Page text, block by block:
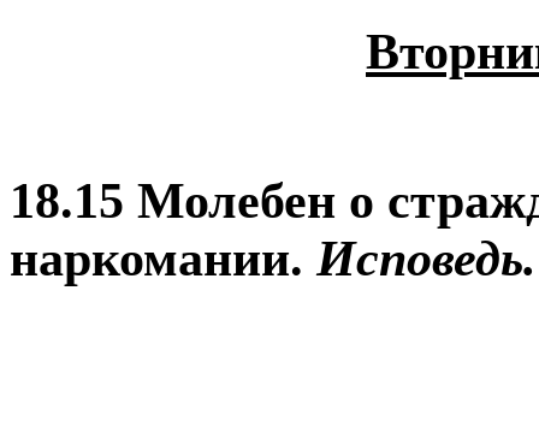
18.15 Молебен о
наркомании.Исповедь.